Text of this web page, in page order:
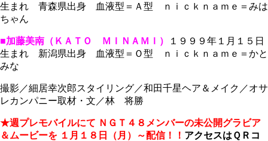
生まれ 青森県出身 血液型＝Ａ型 ｎｉｃｋｎａｍｅ＝みは
ちゃん
■加藤美南（ＫＡＴＯ ＭＩＮＡＭＩ）
１９９９年１月１５日
生まれ 新潟県出身 血液型＝Ｏ型 ｎｉｃｋｎａｍｅ＝かと
みな
撮影／細居幸次郎スタイリング／和田千星ヘア＆メイク／オサ
レカンパニー取材・文／林 将勝
★週プレモバイルにて ＮＧＴ４８メンバーの未公開グラビア
＆ムービーを １月１８日（月）～配信！！ アクセスはＱＲコ